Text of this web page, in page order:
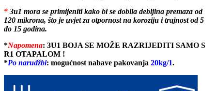
* 3u1 mora se primijeniti kako bi se dobila debljina premaza od
120 mikrona, što je uvjet za otpornost na koroziju i trajnost od 5
do 15 godina.
*Napomena: 3U1 BOJA SE MOŽE RAZRIJEDITI SAMO S
R1 OTAPALOM !
*Po narudžbi: mogućnost nabave pakovanja 20kg/1.